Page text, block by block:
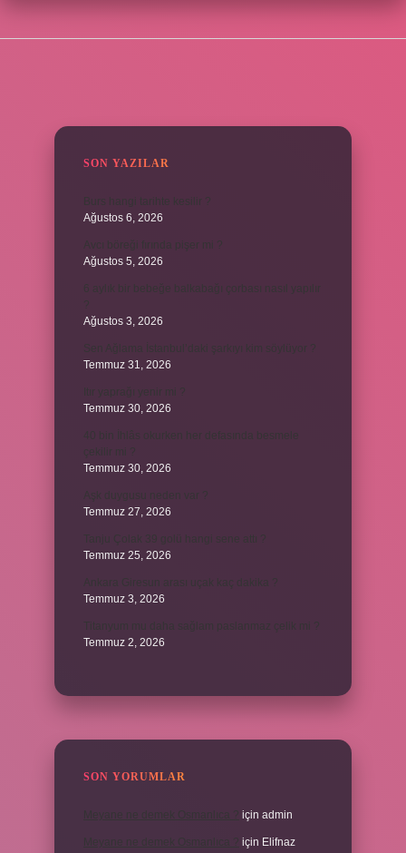
SON YAZILAR
Burs hangi tarihte kesilir ?
Ağustos 6, 2026
Avcı böreği fırında pişer mi ?
Ağustos 5, 2026
6 aylık bir bebeğe balkabağı çorbası nasıl yapılır
?
Ağustos 3, 2026
Sen Ağlama İstanbul’daki şarkıyı kim söylüyor ?
Temmuz 31, 2026
Itır yaprağı yenir mi ?
Temmuz 30, 2026
40 bin İhlâs okurken her defasında besmele
Temmuz 30, 2026
Temmuz 27, 2026
Temmuz 25, 2026
Temmuz 3, 2026
Titanyum mu daha sağlam paslanmaz çelik mi ?
Temmuz 2, 2026
SON YORUMLAR
için admin
için Elifnaz